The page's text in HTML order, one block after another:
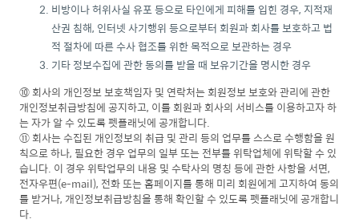
비방이나 허위사실 유포 등으로 타인에게 피해를 입힌 경우, 지적재
산권 침해, 인터넷 사기행위 등으로부터 회원과 회사를 보호하고 법
적 절차에 따른 수사 협조를 위한 목적으로 보관하는 경우
기타 정보수집에 관한 동의를 받을 때 보유기간을 명시한 경우
⑩ 회사의 개인정보 보호책임자 및 연락처는 회원정보 보호와 관리에 관한
개인정보취급방침에 공지하고, 이를 회원과 회사의 서비스를 이용하고자 하
는 자가 알 수 있도록 펫플래닛에 공개합니다.
⑪ 회사는 수집된 개인정보의 취급 및 관리 등의 업무를 스스로 수행함을 원
칙으로 하나, 필요한 경우 업무의 일부 또는 전부를 위탁업체에 위탁할 수 있
습니다. 이 경우 위탁업무의 내용 및 수탁사의 명칭 등에 관한 사항을 서면,
전자우편(e-mail), 전화 또는 홈페이지를 통해 미리 회원에게 고지하여 동의
를 받거나, 개인정보취급방침을 통해 확인할 수 있도록 펫플래닛에 공개합니
다.